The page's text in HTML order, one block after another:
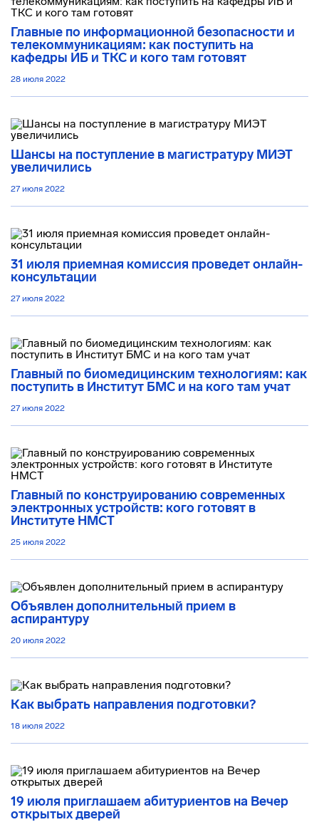
Главные по информационной безопасности и
телекоммуникациям: как поступить на
кафедры ИБ и ТКС и кого там готовят
28 июля 2022
Шансы на поступление в магистратуру МИЭТ
увеличились
27 июля 2022
31 июля приемная комиссия проведет онлайн-
консультации
27 июля 2022
Главный по биомедицинским технологиям: как
поступить в Институт БМС и на кого там учат
27 июля 2022
Главный по конструированию современных
электронных устройств: кого готовят в
Институте НМСТ
25 июля 2022
Объявлен дополнительный прием в
аспирантуру
20 июля 2022
Как выбрать направления подготовки?
18 июля 2022
19 июля приглашаем абитуриентов на Вечер
открытых дверей